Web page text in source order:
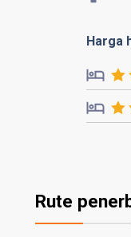
Harga
Rute